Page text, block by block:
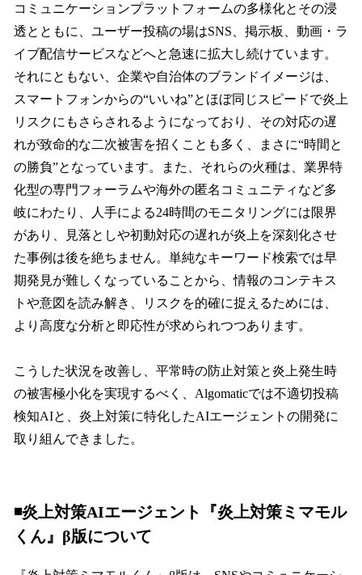
コミュニケーションプラットフォームの多様化とその浸
透とともに、ユーザー投稿の場はSNS、掲示板、動画・ラ
イブ配信サービスなどへと急速に拡大し続けています。
それにともない、企業や自治体のブランドイメージは、
スマートフォンからの“いいね”とほぼ同じスピードで炎上
リスクにもさらされるようになっており、その対応の遅
れが致命的な二次被害を招くことも多く、まさに“時間と
の勝負”となっています。また、それらの火種は、業界特
化型の専門フォーラムや海外の匿名コミュニティなど多
岐にわたり、人手による24時間のモニタリングには限界
があり、見落としや初動対応の遅れが炎上を深刻化させ
た事例は後を絶ちません。単純なキーワード検索では早
期発見が難しくなっていることから、情報のコンテキス
トや意図を読み解き、リスクを的確に捉えるためには、
より高度な分析と即応性が求められつつあります。
こうした状況を改善し、平常時の防止対策と炎上発生時
の被害極小化を実現するべく、Algomaticでは不適切投稿
検知AIと、炎上対策に特化したAIエージェントの開発に
取り組んできました。
◾️炎上対策AIエージェント『炎上対策ミマモル
くん』β版について